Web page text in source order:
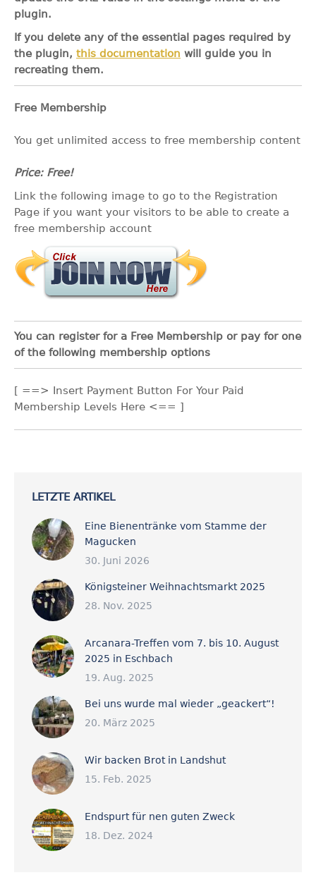
plugin.
If you delete any of the essential pages required by
the plugin, this documentation will guide you in
recreating them.
Free Membership
You get unlimited access to free membership content
Price: Free!
Link the following image to go to the Registration
Page if you want your visitors to be able to create a
free membership account
You can register for a Free Membership or pay for one
of the following membership options
[ ==> Insert Payment Button For Your Paid
Membership Levels Here <== ]
LETZTE ARTIKEL
Eine Bienentränke vom Stamme der
Magucken
30. Juni 2026
Königsteiner Weihnachtsmarkt 2025
28. Nov. 2025
Arcanara-Treffen vom 7. bis 10. August
2025 in Eschbach
19. Aug. 2025
Bei uns wurde mal wieder „geackert“!
20. März 2025
Wir backen Brot in Landshut
15. Feb. 2025
Endspurt für nen guten Zweck
18. Dez. 2024